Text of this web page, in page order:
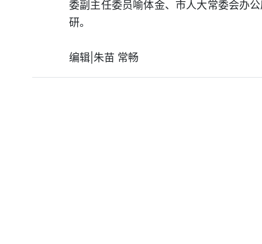
委副主任委员喻体金、市人大常委会办
研。
编辑|朱苗 常畅